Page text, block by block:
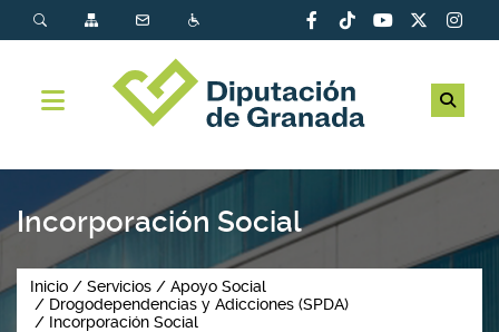
Incorporación Social
Inicio Servicios
Apoyo Social
Drogodependencias y Adicciones (SPDA)
Incorporación Social